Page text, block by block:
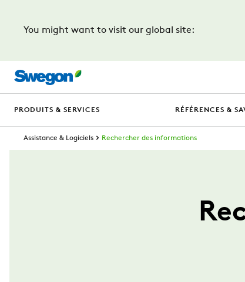
You might want to visit our global site:
PRODUITS & SERVICES RÉFÉRENCES &
Assistance & Logiciels Rechercher des informations